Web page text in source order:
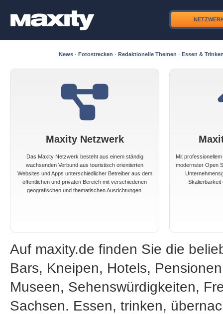
News · Fotostrecken · Redaktionelle Themen · Essen &
Maxity Netzwerk
Das Maxity Netzwerk besteht aus einem ständig
wachsenden Verbund aus touristisch orientierten
Websites und Apps unterschiedlicher Betreiber aus dem
öffentlichen und privaten Bereich mit verschiedenen
geografischen und thematischen Ausrichtungen.
Mit
modernster Open
Skalierbarkeit
Auf maxity.de finden Sie die
Bars, Kneipen, Hotels,
Museen, Sehenswürdigkeiten,
Sachsen. Essen, trinken,